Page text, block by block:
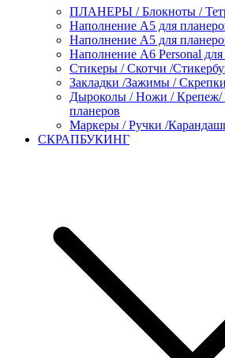
ПЛАНЕРЫ / Блокноты /
Наполнение А5 для
Наполнение А5 для
Наполнение А6 Personal для
Стикеры / Скотчи /
Закладки /Зажимы /
Дыроколы / Ножи / Крепеж/
планеров
Маркеры / Ручки /
СКРАПБУКИНГ